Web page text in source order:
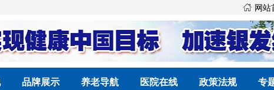
 网站
品牌展示 养老导航 医院在线 政策法规 专